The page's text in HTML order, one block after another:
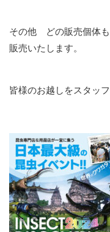
その他 どの販売個体
販売いたします。
皆様のお越しをスタッ